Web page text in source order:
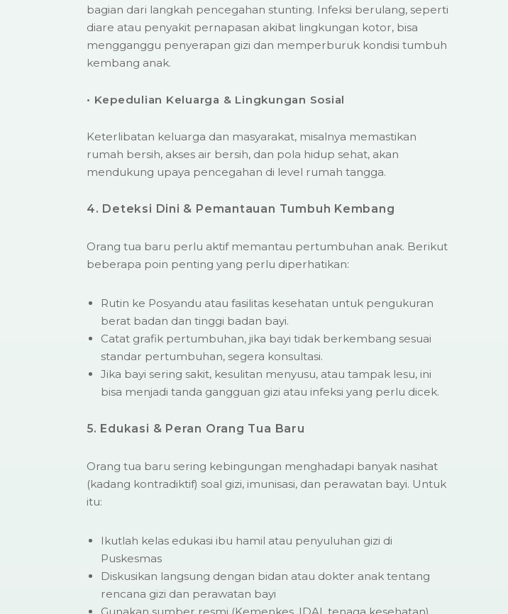
bagian dari langkah pencegahan stunting. Infeksi berulang, seperti
diare atau penyakit pernapasan akibat lingkungan kotor, bisa
mengganggu penyerapan gizi dan memperburuk kondisi tumbuh
kembang anak.
• Kepedulian Keluarga & Lingkungan Sosial
Keterlibatan keluarga dan masyarakat, misalnya memastikan
rumah bersih, akses air bersih, dan pola hidup sehat, akan
mendukung upaya pencegahan di level rumah tangga.
4. Deteksi Dini & Pemantauan Tumbuh Kembang
Orang tua baru perlu aktif memantau pertumbuhan anak. Berikut
beberapa poin penting yang perlu diperhatikan:
Rutin ke Posyandu atau fasilitas kesehatan untuk pengukuran
berat badan dan tinggi badan bayi.
Catat grafik pertumbuhan, jika bayi tidak berkembang sesuai
standar pertumbuhan, segera konsultasi.
Jika bayi sering sakit, kesulitan menyusu, atau tampak lesu, ini
bisa menjadi tanda gangguan gizi atau infeksi yang perlu dicek.
5. Edukasi & Peran Orang Tua Baru
Orang tua baru sering kebingungan menghadapi banyak nasihat
(kadang kontradiktif) soal gizi, imunisasi, dan perawatan bayi. Untuk
itu:
Ikutlah kelas edukasi ibu hamil atau penyuluhan gizi di
Puskesmas
Diskusikan langsung dengan bidan atau dokter anak tentang
rencana gizi dan perawatan bayi